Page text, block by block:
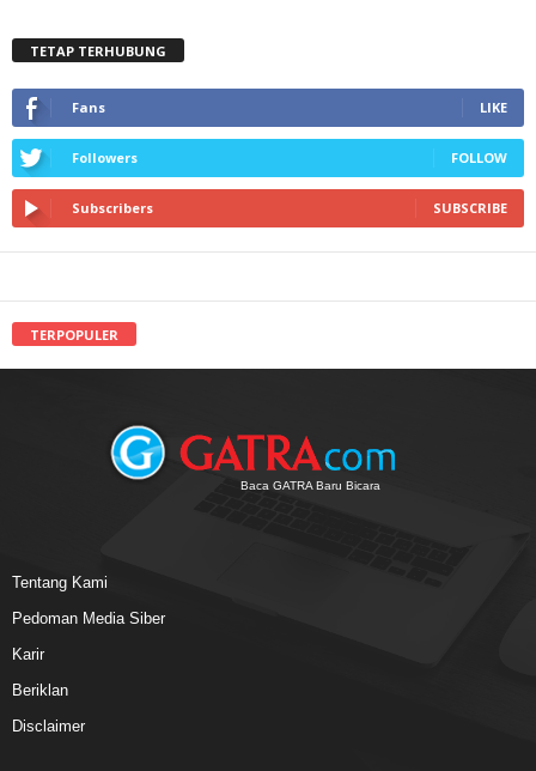
TETAP TERHUBUNG
Fans LIKE
Followers FOLLOW
Subscribers SUBSCRIBE
TERPOPULER
Baca GATRA Baru Bicara
Tentang Kami
Pedoman Media Siber
Karir
Beriklan
Disclaimer